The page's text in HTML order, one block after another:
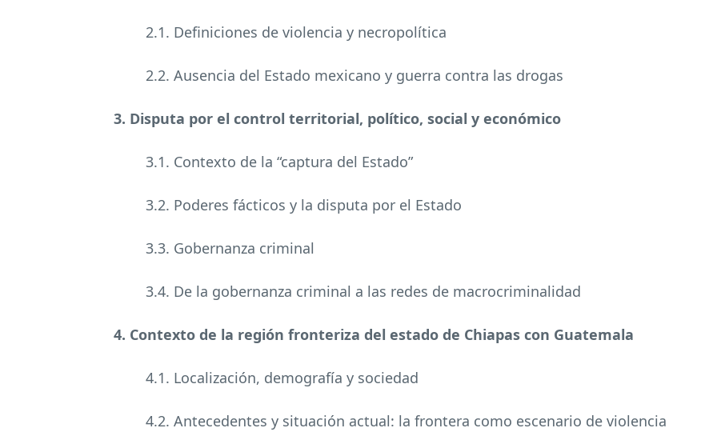
2.1. Definiciones de violencia y necropolítica
2.2. Ausencia del Estado mexicano y guerra contra las drogas
3. Disputa por el control territorial, político, social y económico
3.1. Contexto de la “captura del Estado”
3.2. Poderes fácticos y la disputa por el Estado
3.3. Gobernanza criminal
3.4. De la gobernanza criminal a las redes de macrocriminalidad
4. Contexto de la región fronteriza del estado de Chiapas con Guatemala
4.1. Localización, demografía y sociedad
4.2. Antecedentes y situación actual: la frontera como escenario de violencia